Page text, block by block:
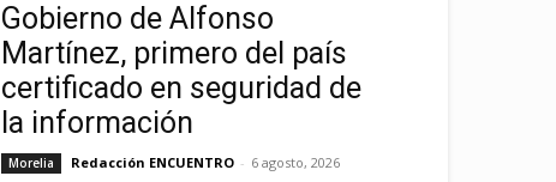
Gobierno de Alfonso
Martínez, primero del país
certificado en seguridad de
la información
Morelia Redacción ENCUENTRO - 6 agosto, 2026